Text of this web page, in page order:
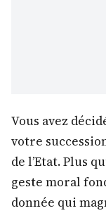
Vous avez
votre
de l’Etat. Plus
geste moral
donnée qui